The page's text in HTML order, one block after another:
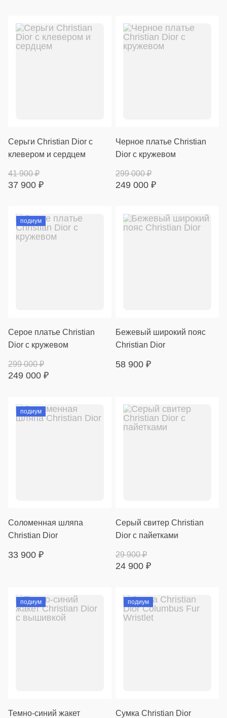
Серьги Christian Dior с
клевером и сердцем
37 900 ₽
41 900₽
Черное платье Christian
Dior с кружевом
249 000 ₽
299 000₽
подиум
Серое платье Christian
Dior с кружевом
249 000 ₽
299 000₽
Бежевый широкий пояс
Christian Dior
58 900 ₽
подиум
Соломенная шляпа
Christian Dior
33 900 ₽
Серый свитер Christian
Dior с пайетками
24 900 ₽
29 900₽
подиум
Темно-синий жакет
подиум
Сумка Christian Dior